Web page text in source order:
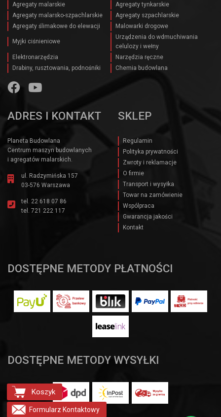
Agregaty malarskie
Agregaty tynkarskie
Agregaty malarsko-szpachlarskie
Agregaty szpachlarskie
Agregaty ślimakowe do elewacji
Malowarki drogowe
Myjki ciśnieniowe
Urządzenia do wdmuchiwania
celulozy i wełny
Elektronarzędzia
Narzędzia ręczne
Drabiny, rusztowania, podnośniki
Chemia budowlana
ADRES I KONTAKT
Planeta Budowlana
Centrum maszyn budowlanych
i agregatów malarskich.
ul. Radzymińska 157
03-576 Warszawa
tel. 22 618 07 86
tel. 721 222 117
SKLEP
Regulamin
Polityka prywatności
Zwroty i reklamacje
O firmie
Transport i wysyłka
Towar na zamówienie
Wspólpraca
Gwarancja jakości
Kontakt
DOSTĘPNE METODY PŁATNOŚCI
DOSTĘPNE METODY WYSYŁKI
Formularz Kontaktowy
Koszyk